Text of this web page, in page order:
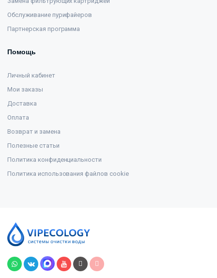
Обслуживание пурифайеров
Партнерская программа
Помощь
Личный кабинет
Мои заказы
Доставка
Оплата
Возврат и замена
Полезные статьи
Политика конфиденциальности
Политика использования файлов cookie